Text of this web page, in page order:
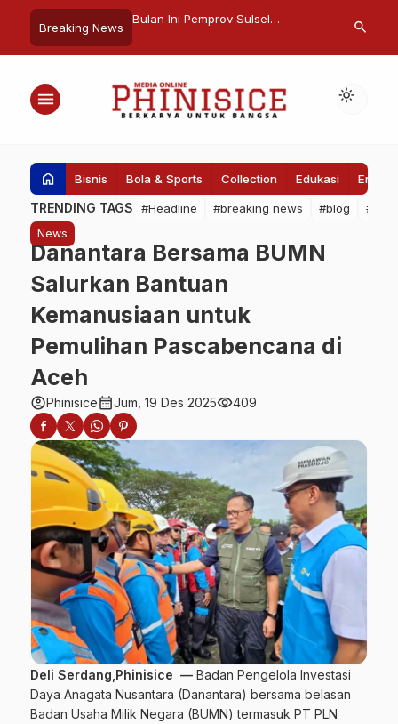
Breaking News
Makan Enak,
Bulan Ini Pemprov Sulsel
PD Parkir
search
menu light_mode
home Bisnis Bola & Sports Collection Edukasi
TRENDING TAGS #Headline #breaking news #blog
News
Danantara Bersama BUMN
Salurkan Bantuan
Kemanusiaan untuk
Pemulihan Pascabencana di
Aceh
account_circlePhinisicecalendar_monthJum, 19 Des 2025visibility409
Deli Serdang,Phinisice — Badan Pengelola Investasi
Daya Anagata Nusantara (Danantara) bersama belasan
Badan Usaha Milik Negara (BUMN) termasuk PT PLN